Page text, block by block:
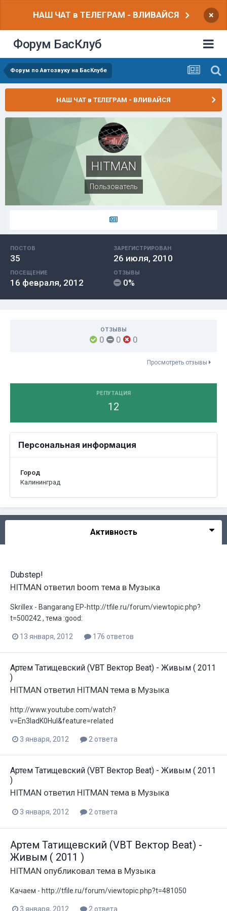
НАШ ЧАТ в ТЕЛЕГРАМ - ВЛИВАЙСЯ ×
Форум БасКлуб
Форум по Автозвуку на БасКлубе
НАШ ЧАТ в ТЕЛЕГРАМ - ВЛИВАЙСЯ
HITMAN
Пользователь
ПОСТОВ
35
ЗАРЕГИСТРИРОВАН
26 июля, 2010
ПОСЕЩЕНИЕ
16 февраля, 2012
ОТЗЫВЫ
0%
ОТЗЫВЫ
0 0 0
Просмотреть отзывы
РЕПУТАЦИЯ
12
Персональная информация
Город
Калининград
Активность
Dubstep!
HITMAN ответил boom тема в Музыка
Skrillex - Bangarang EP-http://tfile.ru/forum/viewtopic.php?
t=500242 , тема :good:
13 января, 2012 176 ответов
Артем Татищевский (VBT Вектор Beat) - Живым ( 2011
)
HITMAN ответил HITMAN тема в Музыка
http://www.youtube.com/watch?
v=En3IadK0HuI&feature=related
3 января, 2012 2 ответа
Артем Татищевский (VBT Вектор Beat) - Живым ( 2011
)
HITMAN ответил HITMAN тема в Музыка
3 января, 2012 2 ответа
Артем Татищевский (VBT Вектор Beat) -
Живым ( 2011 )
HITMAN опубликовал тема в Музыка
Качаем - http://tfile.ru/forum/viewtopic.php?t=481050
3 января, 2012 2 ответа